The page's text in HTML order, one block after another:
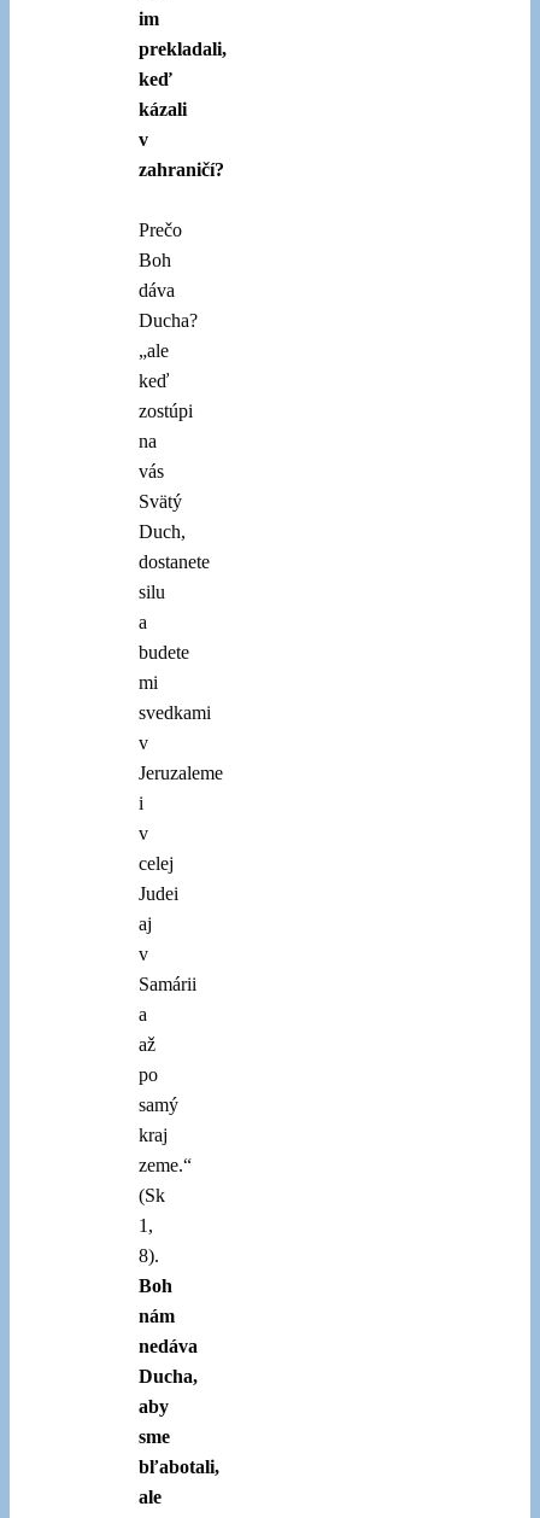
im
prekladali,
keď
kázali
v
zahraničí?
Prečo
Boh
dáva
Ducha?
„ale
keď
zostúpi
na
vás
Svätý
Duch,
dostanete
silu
a
budete
mi
svedkami
v
Jeruzaleme
i
v
celej
Judei
aj
v
Samárii
a
až
po
samý
kraj
zeme.“
(Sk
1,
8).
Boh
nám
nedáva
Ducha,
aby
sme
bľabotali,
ale